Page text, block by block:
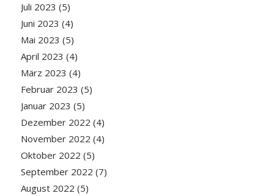
Juli 2023 (5)
Juni 2023 (4)
Mai 2023 (5)
April 2023 (4)
März 2023 (4)
Februar 2023 (5)
Januar 2023 (5)
Dezember 2022 (4)
November 2022 (4)
Oktober 2022 (5)
September 2022 (7)
August 2022 (5)